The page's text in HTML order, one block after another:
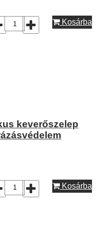
Kosárba
keverőszelep
Kosárba